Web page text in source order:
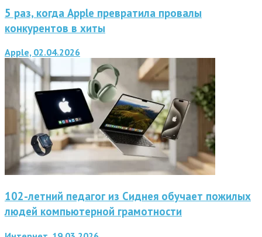
5 раз, когда Apple превратила провалы
конкурентов в хиты
Apple, 02.04.2026
102-летний педагог из Сиднея обучает пожилых
людей компьютерной грамотности